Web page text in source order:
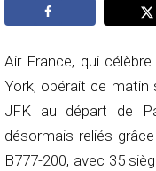
Air France, qui
York, opérait ce matin
JFK au départ de
désormais reliés
B777-200, avec 35